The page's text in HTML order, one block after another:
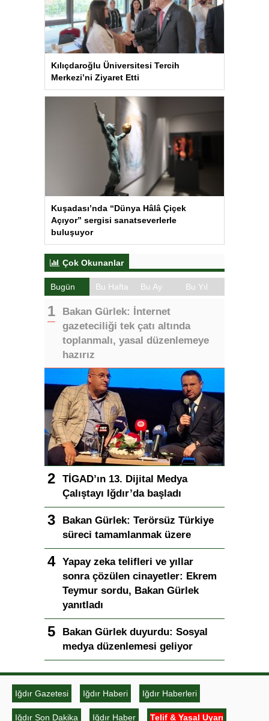
Kılıçdaroğlu Üniversitesi Tercih
Merkezi’ni Ziyaret Etti
Kuşadası’nda “Dünya Hâlâ Çiçek
Açıyor” sergisi sanatseverlerle
buluşuyor
Çok Okunanlar
Bugün Bu Hafta Bu Ay Bu Yıl
Bakan Gürlek: İnternet
gazeteciliği tek çatı altında
toplanmalı, yasal düzenlemeye
hazırız
TİGAD’ın 13. Dijital Medya
Çalıştayı Iğdır’da başladı
Bakan Gürlek: Terörsüz Türkiye
süreci tamamlanmak üzere
Yapay zeka telifleri ve yıllar
sonra çözülen cinayetler: Ekrem
Teymur sordu, Bakan Gürlek
yanıtladı
Bakan Gürlek duyurdu: Sosyal
medya düzenlemesi geliyor
Iğdır Gazetesi Iğdır Haberi Iğdır Haberleri
Iğdır Son Dakika Iğdır Haber Telif & Yasal Uyarı